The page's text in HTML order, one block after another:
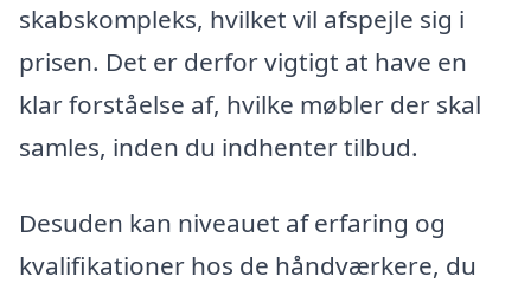
skabskompleks, hvilket vil afspejle sig i
prisen. Det er derfor vigtigt at have en
klar forståelse af, hvilke møbler der skal
samles, inden du indhenter tilbud.
Desuden kan niveauet af erfaring og
kvalifikationer hos de håndværkere, du